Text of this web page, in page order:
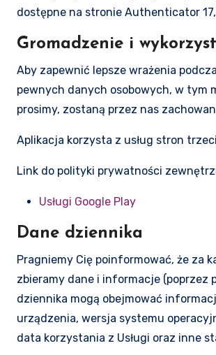
dostępne na stronie Authenticator
Gromadzenie i
Aby zapewnić lepsze wrażenia
pewnych danych osobowych, w tym
prosimy, zostaną przez nas
Aplikacja korzysta z usług stron
Link do polityki prywatności
Usługi Google Play
Dane dziennika
Pragniemy Cię poinformować, że za
zbieramy dane i informacje (poprzez
dziennika mogą obejmować
urządzenia, wersja systemu
data korzystania z Usługi oraz inne